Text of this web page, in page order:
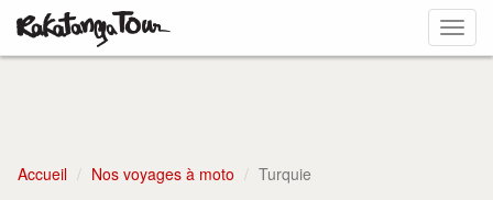
Accueil Nos voyages à moto Turquie